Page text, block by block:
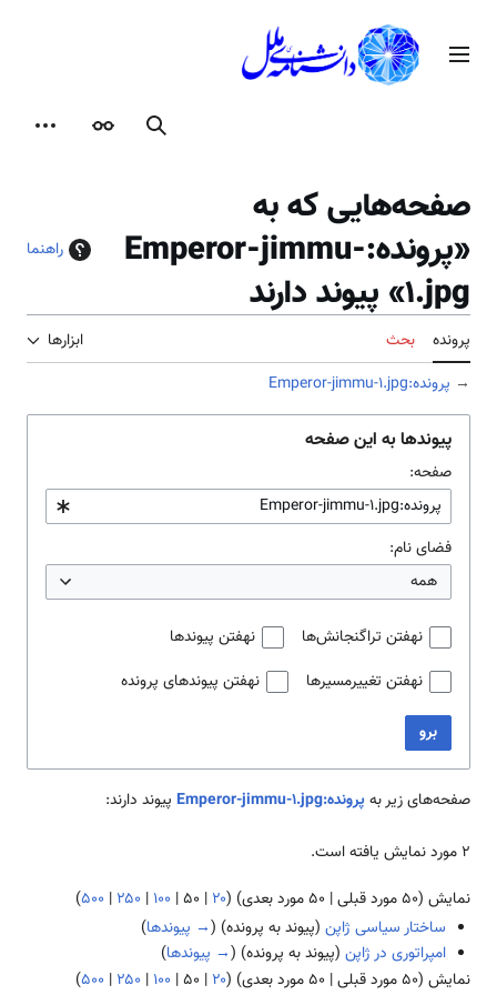
محتوامنوی اصلی
جستجوظاهر
صفحه‌هایی که به
«پرونده:Emperor-jimmu-
1.jpg» پیوند دارند
راهنما
پرونده بحث
ابزارها
→ پرونده:Emperor-jimmu-1.jpg
پیوندها به این صفحه
صفحه:
فضای نام:
همه
نهفتن تراگنجانش‌ها
نهفتن پیوندها
نهفتن تغییرمسیرها
نهفتن پیوندهای پرونده
برو
صفحه‌های زیر بهپرونده:Emperor-jimmu-1.jpg پیوند دارند:
۲ مورد نمایش یافته است.
نمایش (۵۰ مورد قبلی | ۵۰ مورد بعدی ) (۲۰ | ۵۰| ۱۰۰ | ۲۵۰ | ۵۰۰)
ساختار سیاسی ژاپن (پیوند به پرونده) (→ پیوندها)
امپراتوری در ژاپن (پیوند به پرونده) (→ پیوندها)
نمایش (۵۰ مورد قبلی | ۵۰ مورد بعدی ) (۲۰ | ۵۰| ۱۰۰ | ۲۵۰ | ۵۰۰)